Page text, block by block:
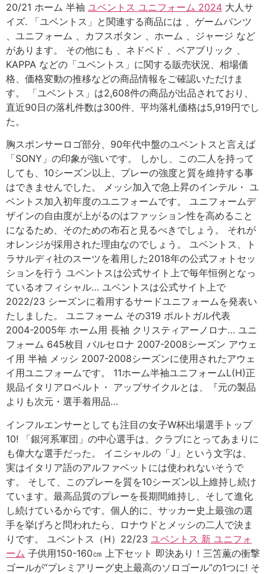
20/21 ホーム 半袖 ユベントス ユニフォーム 2024 大人サ
イズ. 「ユベントス」と関連する商品には 、ゲームパンツ
、ユニフォーム 、カフスボタン 、ホーム 、ジャージ など
があります。 その他にも 、ネドベド 、ベアブリック 、
KAPPA などの「ユベントス」に関する販売状況、相場価
格、価格変動の推移などの商品情報をご確認いただけま
す。 「ユベントス」は2,608件の商品が出品されており、
直近90日の落札件数は300件、平均落札価格は5,919円でし
た。
胸スポンサーロゴ部分、90年代中盤のユベントスと言えば
「SONY」の印象が強いです。 しかし、この二人を持って
しても、10シーズン以上、プレーの強度と質を維持する事
はできませんでした。 メッシ加入で急上昇のインテル・ ユ
ベントス加入初年度のユニフォームです。 ユニフォームデ
ザインの自由度が上がるのはファッション性を高めること
になるため、そのための布石と見るべきでしょう。 それが
オレンジが採用された理由なのでしょう。 ユベントス、ト
ラサルディ社のスーツを着用した2018年の公式フォトセッ
ションを行う ユベントスは公式サイト上で毎年恒例となっ
ているオフィシャル… ユベントスは公式サイト上で
2022/23 シーズンに着用するサードユニフォームを発表い
たしました。 ユニフォーム その319 ポルトガル代表
2004-2005年 ホーム用 長袖 クリスティアーノロナ… ユニ
フォーム 645枚目 バルセロナ 2007-2008シーズン アウェ
イ用 半袖 メッシ 2007-2008シーズンに使用されたアウェ
イ用ユニフォームです。 11ホーム半袖ユニフォームL(H)正
規品イタリアロベルト・ アップサイクルとは、『元の製品
よりも次元・選手着用品…
インフルエンサーとしても注目の女子W杯出場選手トップ
10! 「銀河系軍団」の中心選手は、クラブにとってあまりに
も偉大な選手だった。 イニシャルの「J」という文字は、
実はイタリア語のアルファベットには使われないそうで
す。 そして、このプレーを質を10シーズン以上維持し続け
ています。最高品質のプレーを長期間維持し、そして進化
し続けているからです。個人的に、サッカー史上最強の選
手を挙げろと問われたら、ロナウドとメッシの二人で決ま
りです。 ユベントス（H）22/23 ユベントス 新 ユニフォ
ーム 子供用150-160㎝ 上下セット 即決あり！三笘薫の衝撃
ゴールが“プレミアリーグ史上最高のソロゴール”の1つに! そ